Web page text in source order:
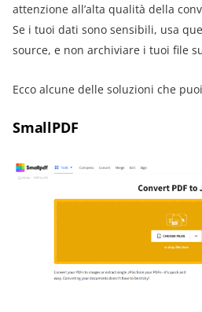
attenzione all’alta qualità della
Se i tuoi dati sono sensibili, usa
source, e non archiviare i tuoi file
Ecco alcune delle soluzioni che
SmallPDF